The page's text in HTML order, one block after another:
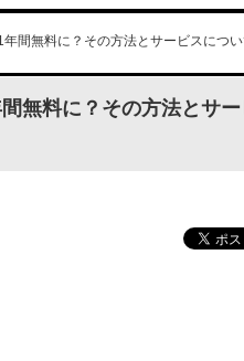
間無料に？その方法とサービスについ
無料に？その方法とサ